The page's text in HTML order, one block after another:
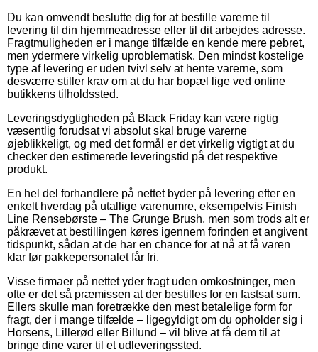
Du kan omvendt beslutte dig for at bestille varerne til
levering til din hjemmeadresse eller til dit arbejdes adresse.
Fragtmuligheden er i mange tilfælde en kende mere pebret,
men ydermere virkelig uproblematisk. Den mindst kostelige
type af levering er uden tvivl selv at hente varerne, som
desværre stiller krav om at du har bopæl lige ved online
butikkens tilholdssted.
Leveringsdygtigheden på Black Friday kan være rigtig
væsentlig forudsat vi absolut skal bruge varerne
øjeblikkeligt, og med det formål er det virkelig vigtigt at du
checker den estimerede leveringstid på det respektive
produkt.
En hel del forhandlere på nettet byder på levering efter en
enkelt hverdag på utallige varenumre, eksempelvis Finish
Line Rensebørste – The Grunge Brush, men som trods alt er
påkrævet at bestillingen køres igennem forinden et angivent
tidspunkt, sådan at de har en chance for at nå at få varen
klar før pakkepersonalet får fri.
Visse firmaer på nettet yder fragt uden omkostninger, men
ofte er det så præmissen at der bestilles for en fastsat sum.
Ellers skulle man foretrække den mest betalelige form for
fragt, der i mange tilfælde – ligegyldigt om du opholder sig i
Horsens, Lillerød eller Billund – vil blive at få dem til at
bringe dine varer til et udleveringssted.